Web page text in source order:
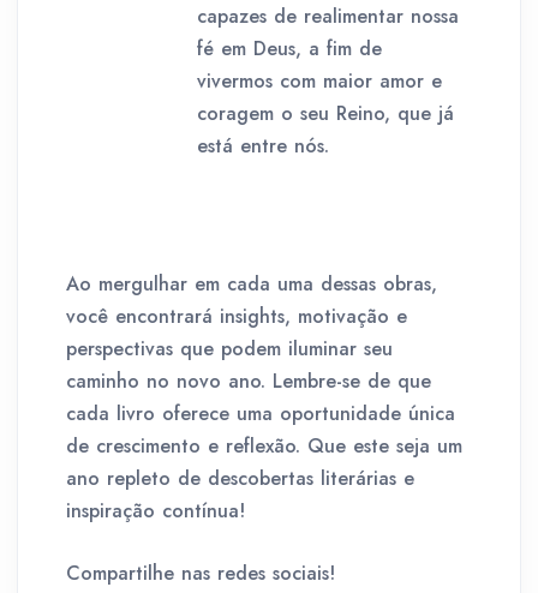
capazes de realimentar nossa
fé em Deus, a fim de
vivermos com maior amor e
coragem o seu Reino, que já
está entre nós.
Ao mergulhar em cada uma dessas obras,
você encontrará insights, motivação e
perspectivas que podem iluminar seu
caminho no novo ano. Lembre-se de que
cada livro oferece uma oportunidade única
de crescimento e reflexão. Que este seja um
ano repleto de descobertas literárias e
inspiração contínua!
Compartilhe nas redes sociais!